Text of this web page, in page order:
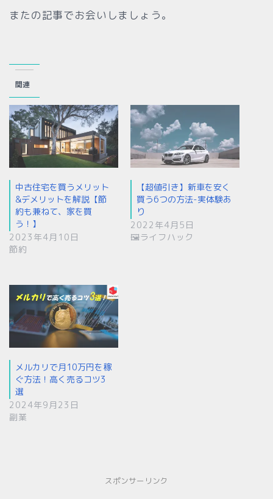
またの記事でお会いしましょう。
関連
中古住宅を買うメリット
&デメリットを解説【節
約も兼ねて、家を買
う！】
2023年4月10日
節約
【超値引き】新車を安く
買う6つの方法-実体験あ
り
2022年4月5日
🖼ライフハック
メルカリで月10万円を稼
ぐ方法！高く売るコツ3
選
2024年9月23日
副業
スポンサーリンク